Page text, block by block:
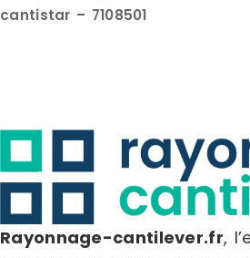
cantistar – 7108501
Rayonnage-cantilever.fr,